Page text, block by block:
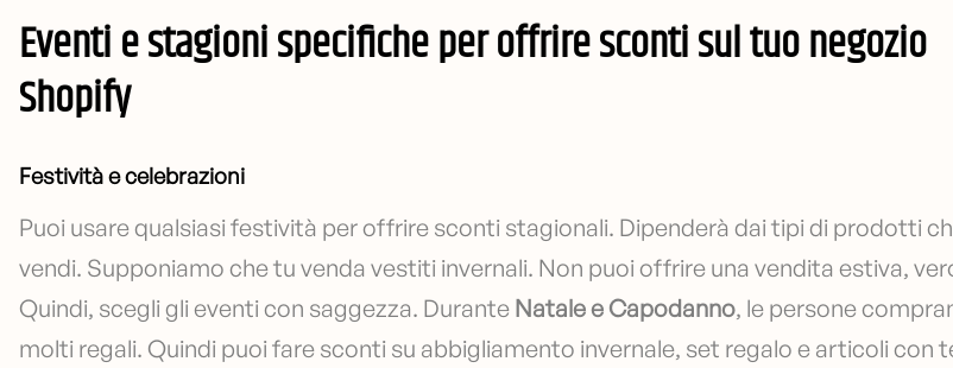
Eventi e stagioni specifiche per offrire sconti sul tuo negozio
Shopify
Festività e celebrazioni
Puoi usare qualsiasi festività per offrire sconti stagionali. Dipenderà dai tipi di prodotti
vendi. Supponiamo che tu venda vestiti invernali. Non puoi offrire una vendita estiva,
Quindi, scegli gli eventi con saggezza. Durante Natale e Capodanno, le persone
molti regali. Quindi puoi fare sconti su abbigliamento invernale, set regalo e articoli con